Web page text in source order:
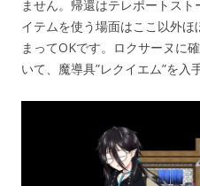
ません。帰還はテレポートス
イテムを使う場面はここ以外
まってOKです。ロクサーヌに
いて、魔導具”レクイエム”を入